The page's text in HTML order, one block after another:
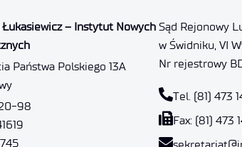
Łukasiewicz – Instytut Nowych
Państwa Polskiego 13A
98
Sąd Rejonowy
w Świdniku, VI
Nr rejestrowy
Tel. (81) 473
Fax: (81) 473